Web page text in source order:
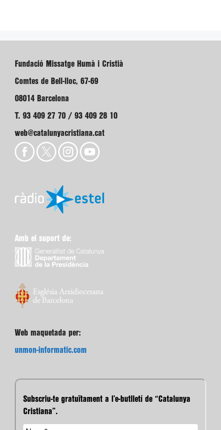
Fundació Missatge Humà i Cristià
Comtes de Bell-lloc, 67-69
08014 Barcelona
T. 93 409 27 70 / 93 409 28 10
web@catalunyacristiana.cat
Amb el suport de:
Web maquetada per:
unmon-informatic.com
Subscriu-te gratuïtament a l’e-butlletí de “Catalunya
Cristiana”.